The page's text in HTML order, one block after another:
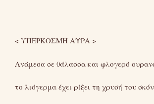
< ΥΠΕΡΚΟΣΜΗ ΑΥΡΑ >
Ανάμεσα σε θάλασσα και φλογερό
το λιόγερμα έχει ρίξει τη χρυσή του